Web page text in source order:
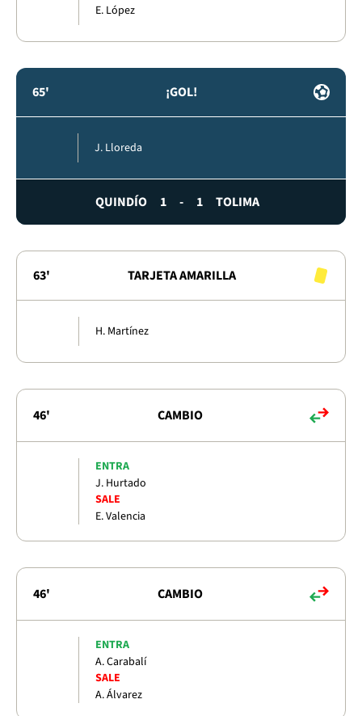
E. López
65' ¡GOL!
J. Lloreda
QUINDÍO 1 - 1 TOLIMA
63' TARJETA AMARILLA
H. Martínez
46' CAMBIO
ENTRA
J. Hurtado
SALE
E. Valencia
46' CAMBIO
ENTRA
A. Carabalí
SALE
A. Álvarez